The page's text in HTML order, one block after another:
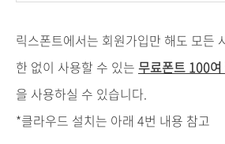
릭스폰트에서는 회원가입만 해도 모든
한 없이 사용할 수 있는 무료폰트 100여
을 사용하실 수 있습니다.
*클라우드 설치는 아래 4번 내용 참고